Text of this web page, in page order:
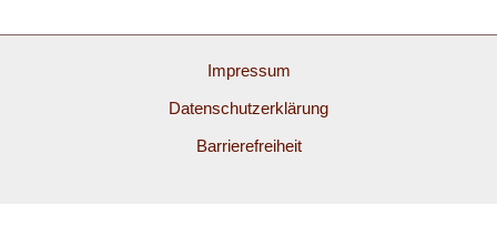
Impressum
Datenschutzerklärung
Barrierefreiheit